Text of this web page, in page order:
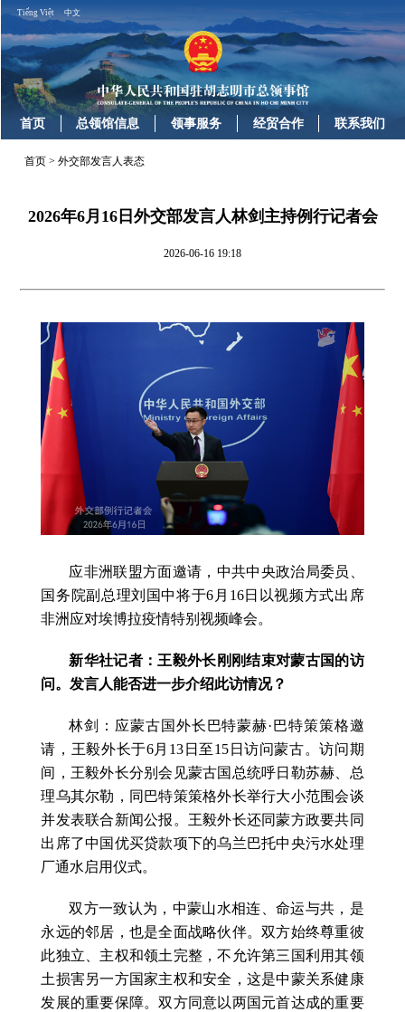
Tiếng Việt 中文
首页 总领馆信息 领事服务 经贸合作 联系我们
首页 >外交部发言人表态
2026年6月16日外交部发言人林剑主持例行记者会
2026-06-16 19:18
应非洲联盟方面邀请，中共中央政治局委员、
国务院副总理刘国中将于6月16日以视频方式出席
非洲应对埃博拉疫情特别视频峰会。
新华社记者：王毅外长刚刚结束对蒙古国的访
问。发言人能否进一步介绍此访情况？
林剑：应蒙古国外长巴特蒙赫·巴特策策格邀
请，王毅外长于6月13日至15日访问蒙古。访问期
间，王毅外长分别会见蒙古国总统呼日勒苏赫、总
理乌其尔勒，同巴特策策格外长举行大小范围会谈
并发表联合新闻公报。王毅外长还同蒙方政要共同
出席了中国优买贷款项下的乌兰巴托中央污水处理
厂通水启用仪式。
双方一致认为，中蒙山水相连、命运与共，是
永远的邻居，也是全面战略伙伴。双方始终尊重彼
此独立、主权和领土完整，不允许第三国利用其领
土损害另一方国家主权和安全，这是中蒙关系健康
发展的重要保障。双方同意以两国元首达成的重要